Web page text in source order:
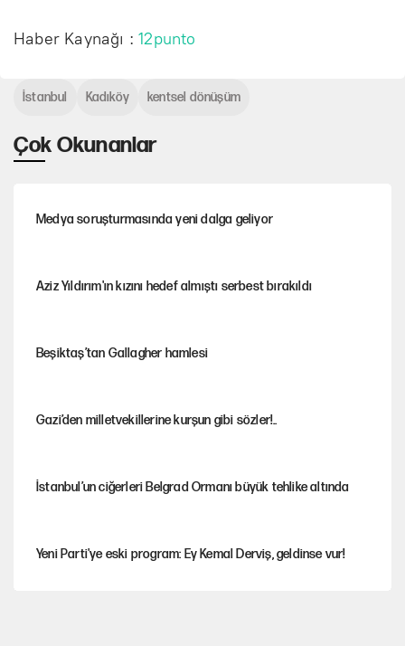
Haber Kaynağı :12punto
Çok Okunanlar
Medya soruşturmasında yeni dalga geliyor
Aziz Yıldırım'ın kızını hedef almıştı serbest bırakıldı
Beşiktaş’tan Gallagher hamlesi
Gazi’den milletvekillerine kurşun gibi sözler!..
İstanbul’un ciğerleri Belgrad Ormanı büyük tehlike altında
Yeni Parti'ye eski program: Ey Kemal Derviş, geldinse vur!
İstanbul Kadıköy kentsel dönüşüm